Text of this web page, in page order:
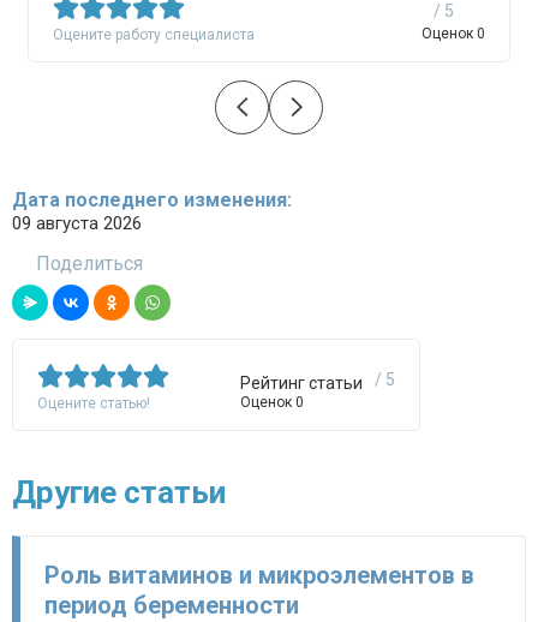
Оцените работу специалиста
/ 5
Оценок 0
Дата последнего изменения:
09 августа 2026
Поделиться
Оцените статью!
Рейтинг статьи / 5
Оценок 0
Другие статьи
Роль витаминов и микроэлементов в
период беременности